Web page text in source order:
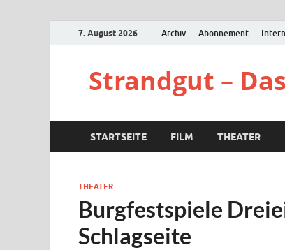
7. August 2026 Archiv Abonnement
Strandgut –
STARTSEITE FILM THEATER
THEATER
Burgfestspiele
Schlagseite